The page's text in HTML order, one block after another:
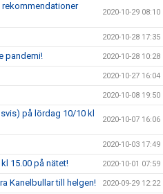
2020-10-29 08:10
2020-10-28 17:35
pandemi! 2020-10-28 10:28
2020-10-27 16:04
2020-10-08 19:50
på lördag 10/10 kl
2020-10-07 16:06
2020-10-03 17:49
15.00 på nätet! 2020-10-01 07:59
Kanelbullar till helgen! 2020-09-29 12:22